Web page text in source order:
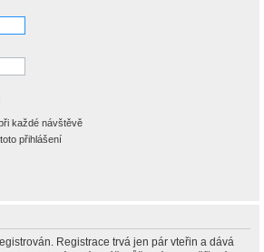
každé návštěvě
přihlášení
Registrace trvá jen pár vteřin a dává